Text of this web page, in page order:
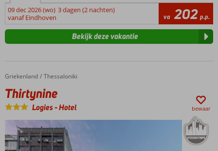
09 dec 2026 (wo) 3 dagen (2 nachten)
vanaf Eindhoven
va 202 p.p.
Bekijk deze vakantie
Home
Griekenland Thessaloniki
Thirtynine
Thirtynine
Logies-Hotel bewaar